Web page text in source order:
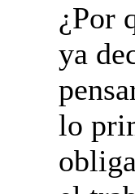
¿Por
ya
lo